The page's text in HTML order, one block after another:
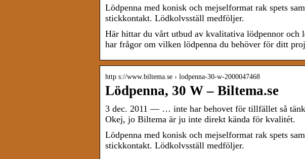
Lödpenna med konisk och mejselformat rak spets
stickkontakt. Lödkolvsställ medföljer.
Här hittar du vårt utbud av kvalitativa lödpennor och
har frågor om vilken lödpenna du behöver för ditt
http s://www.biltema.se › lodpenna-30-w-2000047468
Lödpenna, 30 W – Biltema.se
3 dec. 2011 — … inte har behovet för tillfället så
Okej, jo Biltema är ju inte direkt kända för kvalitét.
Lödpenna med konisk och mejselformat rak spets
stickkontakt. Lödkolvsställ medföljer.